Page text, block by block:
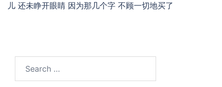
儿 还未睁开眼睛 因为那几个字 不顾一切地买了